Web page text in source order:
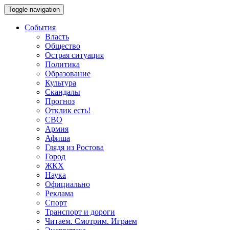
Toggle navigation
События
Власть
Общество
Острая ситуация
Политика
Образование
Культура
Скандалы
Прогноз
Отклик есть!
СВО
Армия
Афиша
Глядя из Ростова
Город
ЖКХ
Наука
Официально
Реклама
Спорт
Транспорт и дороги
Читаем. Смотрим. Играем